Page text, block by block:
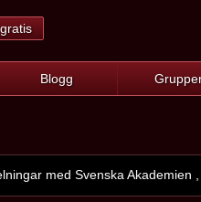
Blogg
med Svenska